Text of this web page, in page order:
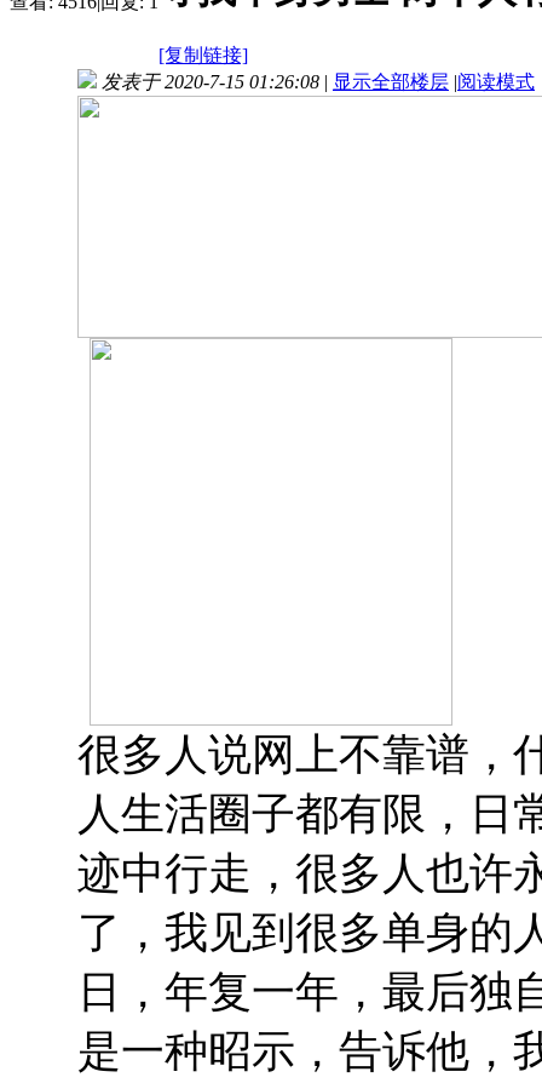
[复制链接]
发表于 2020-7-15 01:26:08 | 显示全部楼层 |阅读模式
很多人说网上不靠谱，
人生活圈子都有限，日
迹中行走，很多人也许
了，我见到很多单身的
日，年复一年，最后独
是一种昭示，告诉他，